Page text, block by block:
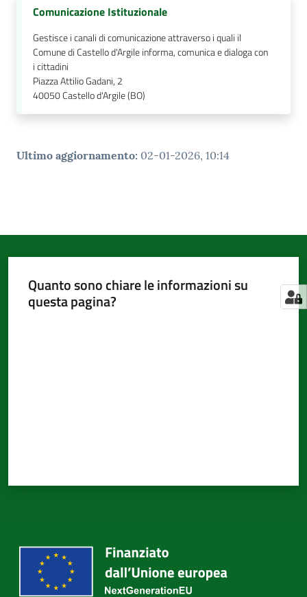
Comunicazione Istituzionale
Gestisce i canali di comunicazione attraverso i quali il
Comune di Castello d'Argile informa, comunica e dialoga con
i cittadini
Piazza Attilio Gadani, 2
40050Castello d'Argile (BO)
Ultimo aggiornamento: 02-01-2026, 10:14
Quanto sono chiare le informazioni su
questa pagina?